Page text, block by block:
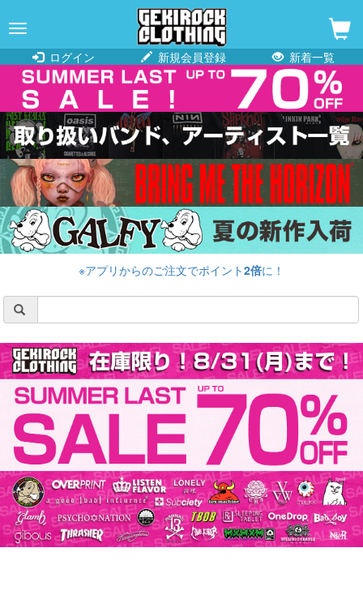
navigation
ログイン
新規会員登録 新着一覧
※アプリからのご注文でポイント2倍に！